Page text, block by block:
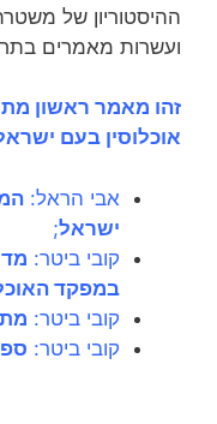
ההיסטוריון של
ועשרות מאמרים
זהו מאמר ראשון
אוכלוסין בעם
אבי הראל:
ישראל;
קובי ביטר:
במפקד
קובי ביטר:
קובי ביטר: